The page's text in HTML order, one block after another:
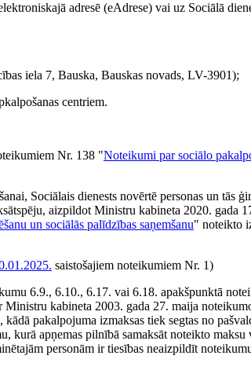
adresē (eAdrese) vai uz Sociālā
iela 7, Bauska, Bauskas novads, LV-3901);
centriem.
Nr. 138 "Noteikumi par sociālo
Sociālais dienests novērtē personas un tās
aizpildot Ministru kabineta 2020. gada
un sociālās palīdzības saņemšanu" noteikto
saistošajiem noteikumiem Nr. 1)
6.9., 6.10., 6.17. vai 6.18. apakšpunktā
kabineta 2003. gada 27. maija
pakalpojuma izmaksas tiek segtas no
kurā apņemas pilnībā samaksāt noteikto maksu
personām ir tiesības neaizpildīt